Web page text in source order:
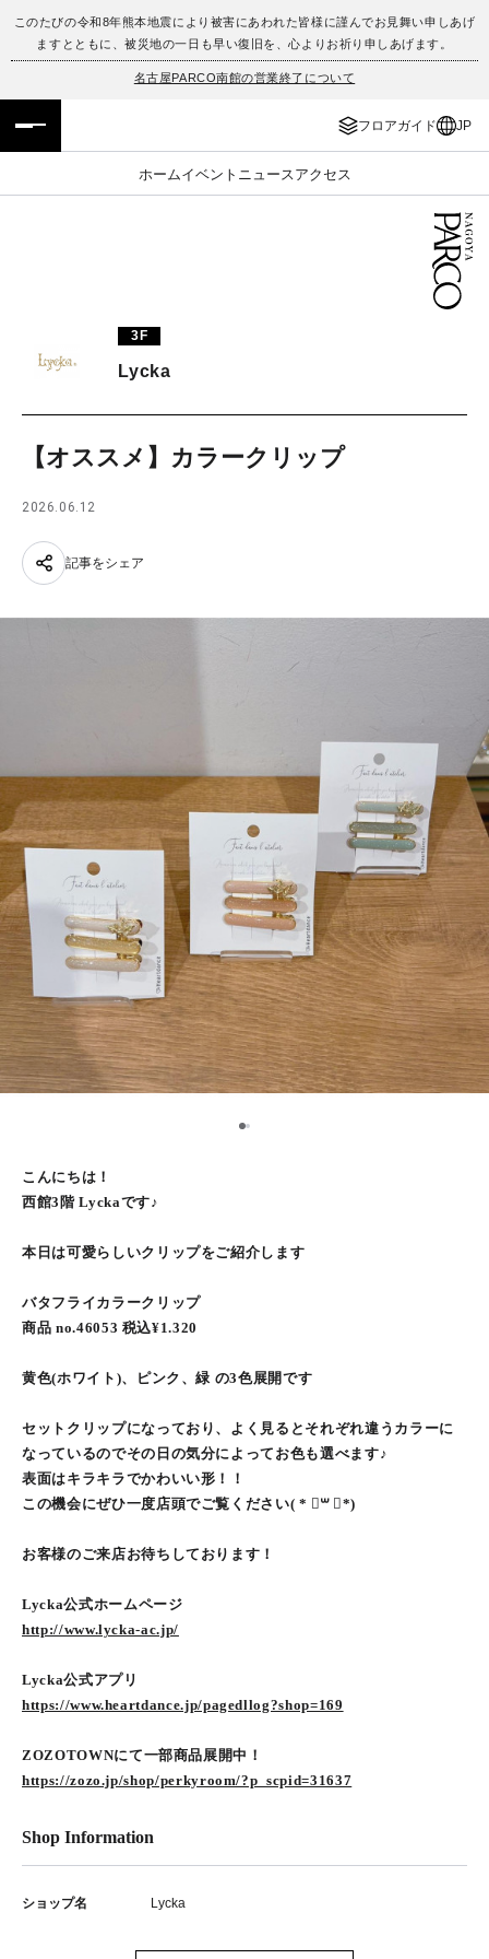
このたびの令和8年熊本地震により被害にあわれた皆様に謹んでお見舞い申しあげ
ますとともに、被災地の一日も早い復旧を、心よりお祈り申しあげます。
名古屋PARCO南館の営業終了について
フロアガイド JP
ホームイベント ニュース アクセス
フロアガイド
イベント・ポップアップ
TAX FREE
JP
ENGLISH
3F
Lycka
【オススメ】カラークリップ
2026.06.12
記事をシェア
1
こんにちは！
西館3階 Lyckaです♪
本日は可愛らしいクリップをご紹介します
バタフライカラークリップ
商品 no.46053 税込¥1.320
黄色(ホワイト)、ピンク、緑 の3色展開です
セットクリップになっており、よく見るとそれぞれ違うカラーに
なっているのでその日の気分によってお色も選べます♪
表面はキラキラでかわいい形！！
この機会にぜひ一度店頭でご覧ください( * ॑꒳ ॑*)
お客様のご来店お待ちしております！
Lycka公式ホームページ
http://www.lycka-ac.jp/
Lycka公式アプリ
https://www.heartdance.jp/pagedllog?shop=169
ZOZOTOWNにて一部商品展開中！
https://zozo.jp/shop/perkyroom/?p_scpid=31637
Shop Information
ショップ名 Lycka